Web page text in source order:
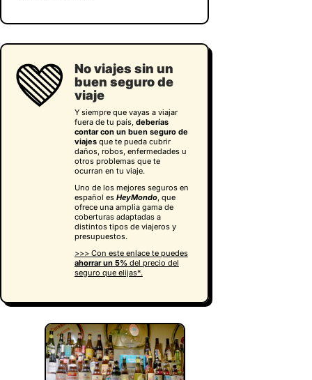
No viajes sin un
buen seguro de
viaje
Y siempre que vayas a viajar
fuera de tu país, deberías
contar con un buen seguro de
viajesque te pueda cubrir
daños, robos, enfermedades u
otros problemas que te
ocurran en tu viaje.
Uno de los mejores seguros en
español es HeyMondo, que
ofrece una amplia gama de
coberturas adaptadas a
distintos tipos de viajeros y
presupuestos.
>>> Con este enlace te puedes
ahorrar un 5%del precio del
seguro que elijas*.